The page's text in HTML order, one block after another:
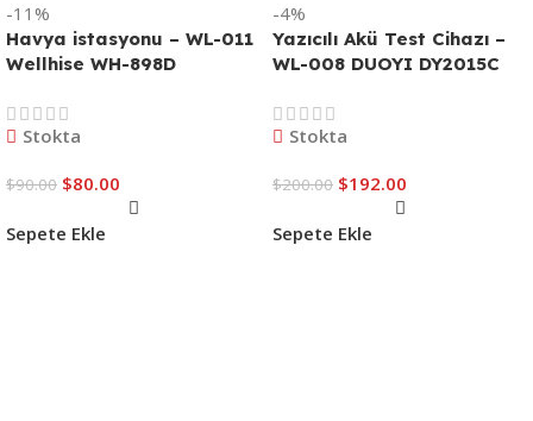
-11%
Havya istasyonu – WL-011
Wellhise WH-898D
Stokta
$90.00 $80.00
Sepete Ekle
-4%
Yazıcılı Akü Test Cihazı –
WL-008 DUOYI DY2015C
Stokta
$200.00 $192.00
Sepete Ekle